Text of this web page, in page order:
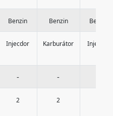
Benzin Benzin Benzin
Injecdor Karburátor Injecdor
- -
2 2